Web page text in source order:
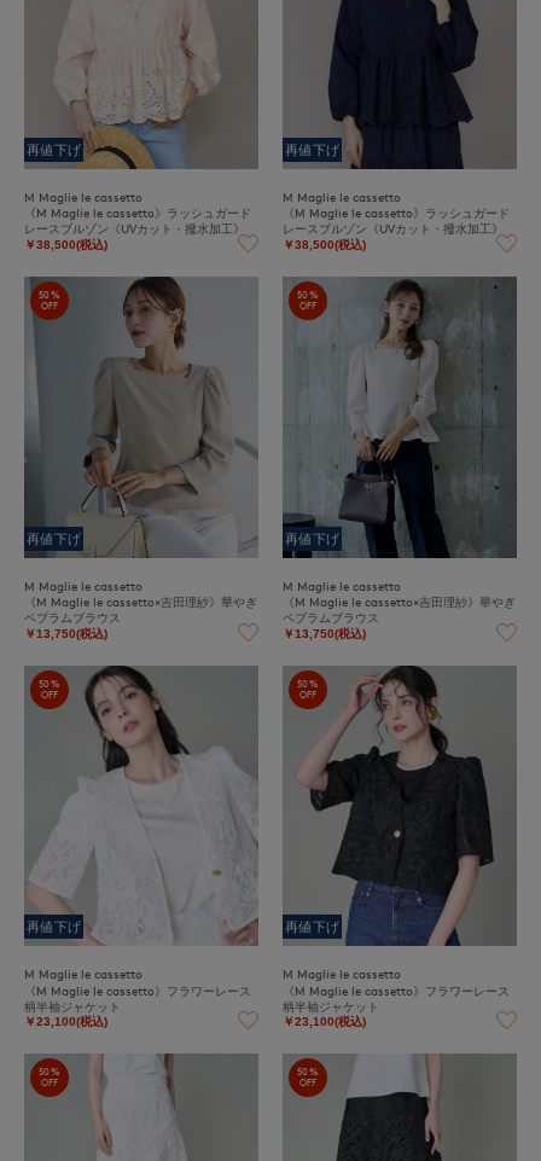
再値下げ
M Maglie le cassetto
《M Maglie le cassetto》ラッシュガード
レースブルゾン《UVカット・撥水加工》
￥38,500(税込)
再値下げ
M Maglie le cassetto
《M Maglie le cassetto》ラッシュガード
レースブルゾン《UVカット・撥水加工》
￥38,500(税込)
50%
OFF
再値下げ
M Maglie le cassetto
《M Maglie le cassetto×吉田理紗》華やぎ
ペプラムブラウス
￥13,750(税込)
50%
OFF
再値下げ
M Maglie le cassetto
《M Maglie le cassetto×吉田理紗》華やぎ
ペプラムブラウス
￥13,750(税込)
50%
OFF
再値下げ
M Maglie le cassetto
《M Maglie le cassetto》フラワーレース
柄半袖ジャケット
￥23,100(税込)
50%
OFF
再値下げ
M Maglie le cassetto
《M Maglie le cassetto》フラワーレース
柄半袖ジャケット
￥23,100(税込)
50%
OFF
50%
OFF